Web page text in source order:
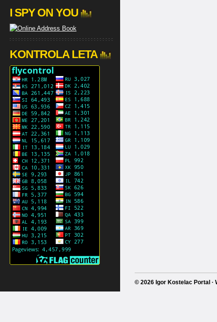
I SPY ON YOU
KONTROLA LETA
© 2026 Igor Kostelac Portal